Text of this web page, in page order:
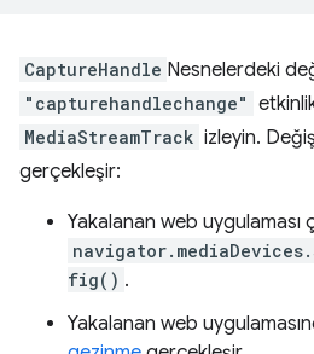
CaptureHandle Nesnelerdeki
"capturehandlechange"
MediaStreamTrack izleyin.
gerçekleşir:
Yakalanan web uygulaması
fig() .
Yakalanan web